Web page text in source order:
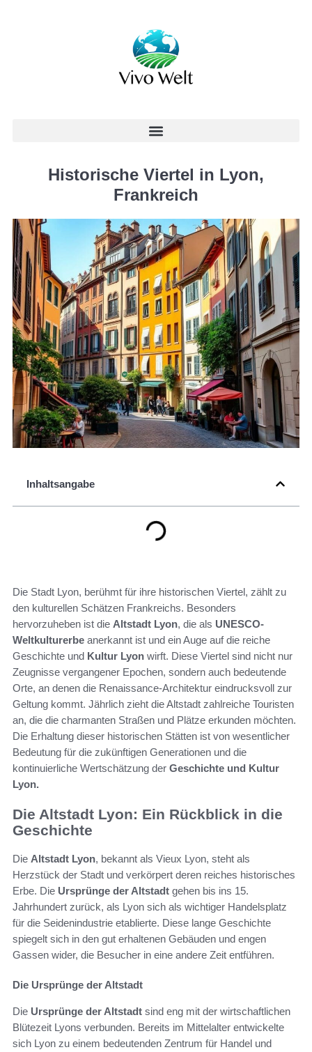
Historische Viertel in Lyon,
Frankreich
Inhaltsangabe
Die Stadt Lyon, berühmt für ihre historischen Viertel, zählt zu
den kulturellen Schätzen Frankreichs. Besonders
hervorzuheben ist die Altstadt Lyon, die als UNESCO-
Weltkulturerbe anerkannt ist und ein Auge auf die reiche
Geschichte und Kultur Lyon wirft. Diese Viertel sind nicht nur
Zeugnisse vergangener Epochen, sondern auch bedeutende
Orte, an denen die Renaissance-Architektur eindrucksvoll zur
Geltung kommt. Jährlich zieht die Altstadt zahlreiche Touristen
an, die die charmanten Straßen und Plätze erkunden möchten.
Die Erhaltung dieser historischen Stätten ist von wesentlicher
Bedeutung für die zukünftigen Generationen und die
kontinuierliche Wertschätzung der Geschichte und Kultur
Lyon.
Die Altstadt Lyon: Ein Rückblick in die
Geschichte
Die Altstadt Lyon, bekannt als Vieux Lyon, steht als
Herzstück der Stadt und verkörpert deren reiches historisches
Erbe. Die Ursprünge der Altstadt gehen bis ins 15.
Jahrhundert zurück, als Lyon sich als wichtiger Handelsplatz
für die Seidenindustrie etablierte. Diese lange Geschichte
spiegelt sich in den gut erhaltenen Gebäuden und engen
Gassen wider, die Besucher in eine andere Zeit entführen.
Die Ursprünge der Altstadt
Die Ursprünge der Altstadt sind eng mit der wirtschaftlichen
Blütezeit Lyons verbunden. Bereits im Mittelalter entwickelte
sich Lyon zu einem bedeutenden Zentrum für Handel und